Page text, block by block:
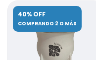
40% OFF
COMPRANDO 2 O MÁS